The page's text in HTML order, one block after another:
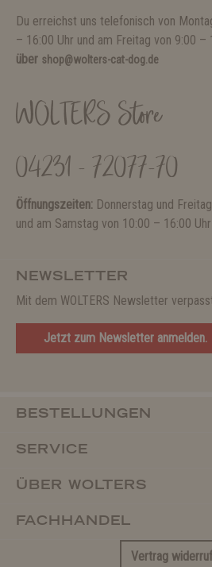
Du erreichst uns telefonisch von
– 16:00 Uhr und am Freitag von 9:00 –
über shop@wolters-cat-dog.de
WOLTERS Store
04231 - 72077-70
Öffnungszeiten: Donnerstag und
und am Samstag von 10:00 – 16:00
NEWSLETTER
Mit dem WOLTERS Newsletter
Jetzt zum Newsletter anmelden.
BESTELLUNGEN
SERVICE
ÜBER WOLTERS
FACHHANDEL
Vertrag